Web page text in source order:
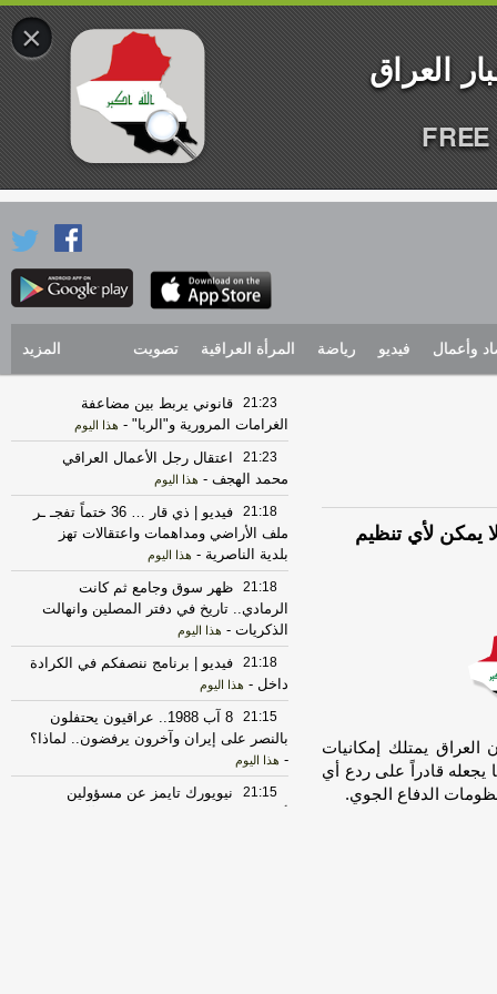
وأعمال فيديو رياضة المرأة العراقية تصويت المزيد
يمكن لأي تنظيم
يمتلك إمكانيات
يجعله قادراً على ردع أي
الدفاع الجوي.
21:23
قانوني يربط بين مضاعفة
الغرامات المرورية و"الربا" - هذا اليوم
21:23
اعتقال رجل الأعمال العراقي
محمد الهجف - هذا اليوم
21:18
فيديو | ذي قار … 36 ختماً تفجـ ـر
ملف الأراضي ومداهمات واعتقالات تهز
بلدية الناصرية - هذا اليوم
21:18
ظهر سوق وجامع ثم كانت
الرمادي.. تاريخ في دفتر المصلين وانهالت
الذكريات - هذا اليوم
21:18
فيديو | برنامج ننصفكم في الكرادة
داخل - هذا اليوم
21:15
8 آب 1988.. عراقيون يحتفلون
بالنصر على إيران وآخرون يرفضون.. لماذا؟
- هذا اليوم
21:15
نيويورك تايمز عن مسؤولين
×